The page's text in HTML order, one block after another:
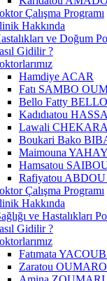
Çalışma Programı
Hakkında
ve Doğum
Gidilir ?
Hamdiye ACAR
Fatı SAMBO
Bello Fatty
Kadıdıatou
Lawali
Boukari Bako
Maimouna
Hamsatou
Rafiyatou
Çalışma Programı
Hakkında
ve Hastalıkları
Gidilir ?
Fatımata
Zaratou